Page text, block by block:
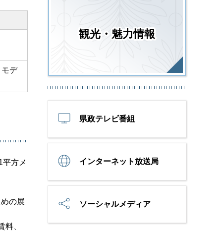
デ
方メ
の展
、
観光・魅力情報
県政テレビ番組
インターネット放送局
ソーシャルメディア